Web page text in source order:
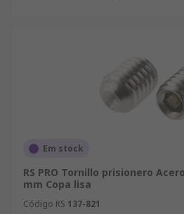
Em stock
RS PRO Tornillo prisionero
mm Copa lisa
Código RS 137-821